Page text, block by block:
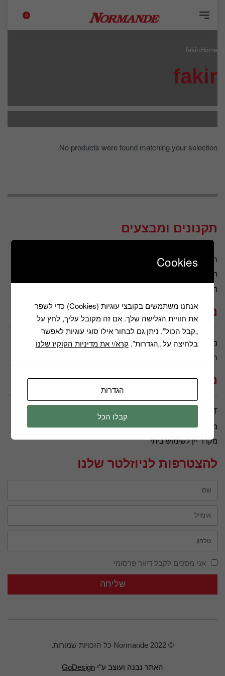
0
Home
›
fakir
fakir
No products were found matching your selection.
תקנונים ומבצעים
הצהרת נגישות
תנאי שימוש
תקנון חברה
מידע נוסף
מאמרים
משווקים מורשים
החשבון שלי
מאמרים
OUTLET
מכונת כביסה ומייבש
מכונת קרח
מקרר ויטרינה
מקרר יין לשימוש ביתי
להצטרפות לניוזלטר שלנו
אני מסכים לקבל דיוור פרסומי
שליחה
© Normande 2022 כל הזכויות שמורות.
האתר נבנה ועוצב ע"י GoDesign
Cookies
אנחנו משתמשים בקובצי עוגיות (Cookies) כדי לשפר
את חוויית הגלישה שלך. אם זה מקובל עליך, לחץ על
„קבל הכול”. ניתן גם לבחור אילו סוגי עוגיות לאפשר
בלחיצה על „הגדרות”. קרא/י את מדיניות הקוקיז שלנו
הגדרות
קבלו הכל